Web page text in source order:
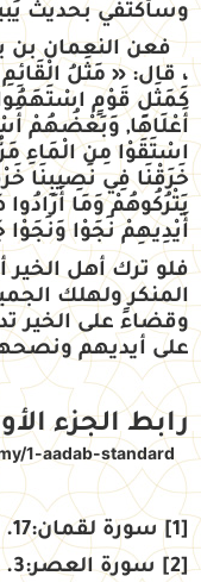
وسأكتفي بحديث
، قال: « مَثَلُ
كَمَثَلِ قَوْمٍ
أَعْلَاهَا, وَبَعْضُهُمْ
اسْتَقَوْا مِن الْمَاءِ
خَرَقْنَا فِي نَصِيبِنَا
يَتْرُكُوهُمْ وَمَا
أَيْدِيهِمْ نَجَوْا وَنَجَوْا
فلو ترك أهل
المنكر ولهلك
وقضاءً على الخير
على أيديهم
رابط الجزء
1-aadab-standard/
[1]
سورة لقمان:17.
[2]
سورة العصر:3.